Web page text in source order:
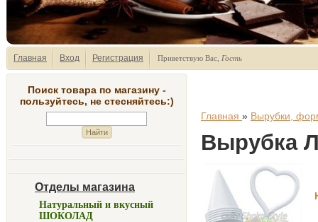
Главная Вход Регистрация Приветствую Вас Гость
Поиск товара по магазину -
пользуйтесь, не стесняйтесь:)
Отделы магазина
Натуральный и вкусный
ШОКОЛАД
Главная » Вырубки,
Вырубка